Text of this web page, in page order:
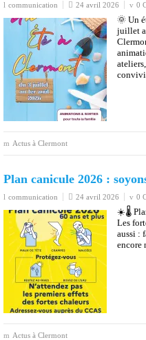
communication 24 avril 2026 0
🌞 Un
juillet
Actus à Clermont
Plan canicule 2026 :
communication 24 avril 2026 0
☀️🌡️
Les
aussi :
encore
Actus à Clermont